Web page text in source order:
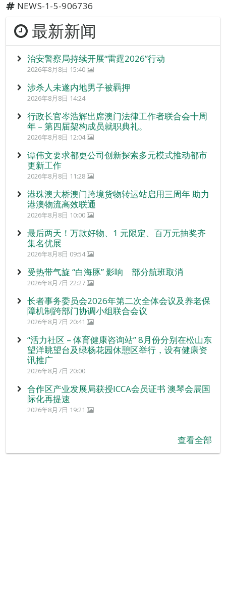
NEWS-1-5-906736
最新新闻
治安警察局持续开展“雷霆2026”行动
2026年8月8日 15:40
涉杀人未遂内地男子被羁押
2026年8月8日 14:24
行政长官岑浩辉出席澳门法律工作者联合会十周
年 – 第四届架构成员就职典礼。
2026年8月8日 12:04
谭伟文要求都更公司创新探索多元模式推动都市
更新工作
2026年8月8日 11:28
港珠澳大桥澳门跨境货物转运站启用三周年 助力
港澳物流高效联通
2026年8月8日 10:00
最后两天！万款好物、1 元限定、百万元抽奖齐
集名优展
2026年8月8日 09:54
受热带气旋 “白海豚” 影响 部分航班取消
2026年8月7日 22:27
长者事务委员会2026年第二次全体会议及养老保
障机制跨部门协调小组联合会议
2026年8月7日 20:41
“活力社区 – 体育健康咨询站” 8月份分别在松山东
望洋眺望台及绿杨花园休憩区举行，设有健康资
讯推广
2026年8月7日 20:00
合作区产业发展局获授ICCA会员证书 澳琴会展国
际化再提速
2026年8月7日 19:21
查看全部